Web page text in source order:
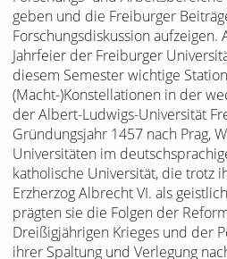
geben und die Freiburger
Forschungsdiskussion aufzeigen.
Jahrfeier der Freiburger
diesem Semester wichtige
(Macht-)Konstellationen in der
der Albert-Ludwigs-Universität
Gründungsjahr 1457 nach Prag,
Universitäten im
katholische Universität, die trotz
Erzherzog Albrecht VI. als
prägten sie die Folgen der
Dreißigjährigen Krieges und der
ihrer Spaltung und Verlegung